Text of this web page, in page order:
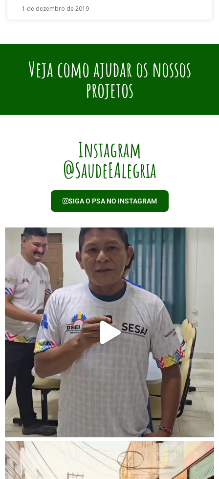
1 de dezembro de 2019
Veja como ajudar os nossos
projetos
Instagram
@SaudeEAlegria
SIGA O PSA NO INSTAGRAM